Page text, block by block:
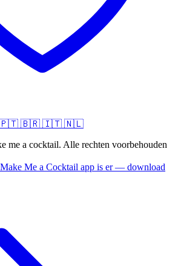
🇧🇷 🇮🇹 🇳🇱
me a cocktail. Alle rechten voorbehouden
Me a Cocktail app is er — download